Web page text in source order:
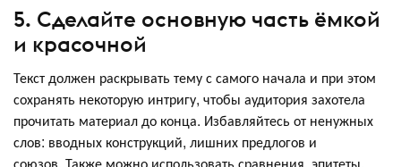
5. Сделайте основную часть ёмкой
и красочной
Текст должен раскрывать тему с самого начала и при этом
сохранять некоторую интригу, чтобы аудитория захотела
прочитать материал до конца. Избавляйтесь от ненужных
слов: вводных конструкций, лишних предлогов и
союзов. Также можно использовать сравнения, эпитеты,